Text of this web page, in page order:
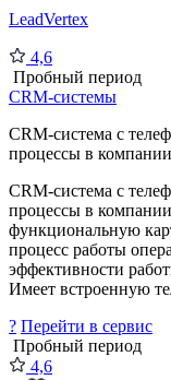
LeadVertex
4,6
Пробный период
CRM-системы
CRM-система с
процессы в
CRM-система с
процессы в
функциональную
процесс работы
эффективности
Имеет встроенную
? Перейти в сервис
Пробный период
4,6